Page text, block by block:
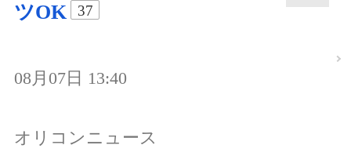
ツOK
37
08月07日 13:40
オリコンニュース